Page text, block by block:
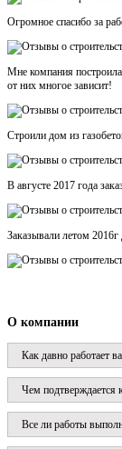
Огромное спасибо за
Мне компания
от них многое зависит!
Строили дом из
В августе 2017 года
Заказывали летом
О компании
Как давно работает
Чем подтверждается
Все ли работы